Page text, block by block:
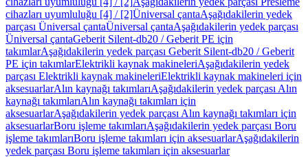
cihazları uyumluluğu [4] / [2]Üniversal çantaAşağıdakilerin yedek
parçası Üniversal çantaÜniversal çantaAşağıdakilerin yedek parçası
Üniversal çantaGeberit Silent-db20 / Geberit PE için
takımlarAşağıdakilerin yedek parçası Geberit Silent-db20 / Geberit
PE için takımlarElektrikli kaynak makineleriAşağıdakilerin yedek
parçası Elektrikli kaynak makineleriElektrikli kaynak makineleri için
aksesuarlarAlın kaynağı takımlarıAşağıdakilerin yedek parçası Alın
kaynağı takımlarıAlın kaynağı takımları için
aksesuarlarAşağıdakilerin yedek parçası Alın kaynağı takımları için
aksesuarlarBoru işleme takımlarıAşağıdakilerin yedek parçası Boru
işleme takımlarıBoru işleme takımları için aksesuarlarAşağıdakilerin
yedek parçası Boru işleme takımları için aksesuarlar